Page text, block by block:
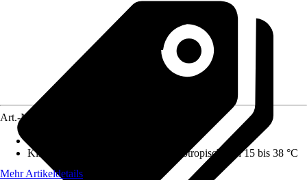
Art.-Nr.
Klimaklasse
N-ST: gemäßigt bis subtropisch von 15 bis 38 °C
Mehr Artikeldetails